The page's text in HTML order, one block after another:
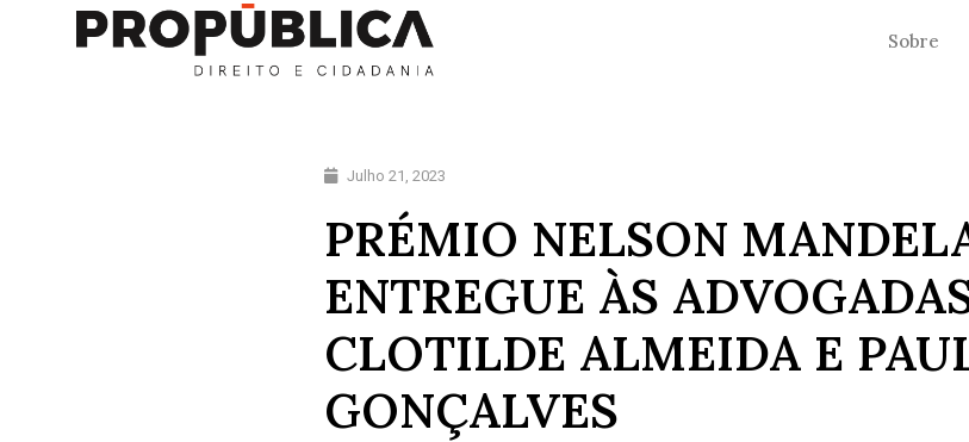
Sobre
Julho 21, 2023
PRÉMIO NELSON
ENTREGUE ÀS
CLOTILDE ALMEIDA E
GONÇALVES